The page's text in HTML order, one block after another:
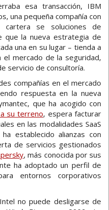
esa transacción, IBM
una pequeña compañía con
se soluciones de
que la nueva estrategia de
una en su lugar – tienda a
mercado de la seguridad,
servicio de consultoría.
compañías en el mercado
respuesta en la nueva
que ha acogido con
su terreno, espera facturar
en las modalidades SaaS
establecido alianzas con
de servicios gestionados
, más conocida por sus
ha adoptado un perfil de
entornos corporativos
no puede desligarse de